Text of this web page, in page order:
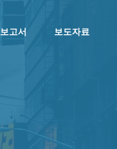
보고서 보도자료